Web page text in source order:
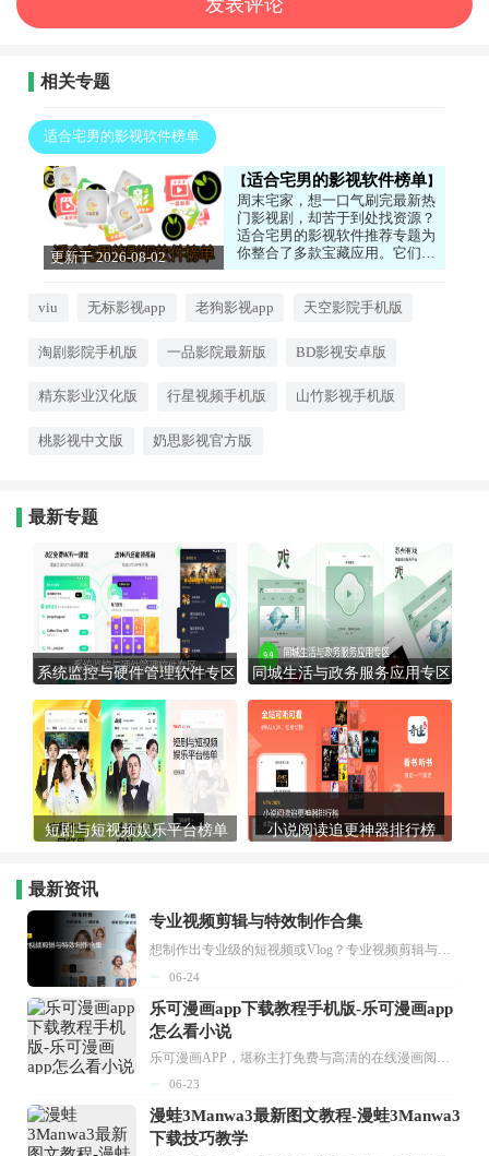
相关专题
适合宅男的影视软件榜单
更新于 2026-08-02
适合宅男的影视软件榜单
周末宅家，想一口气刷完最新热
门影视剧，却苦于到处找资源？
适合宅男的影视软件推荐专题为
你整合了多款宝藏应用。它们资
源库庞大，涵盖电影、电视剧、
清爽无广告，支持高清播放与倍
友，不要错过。
viu 无标影视app 老狗影视app 天空影院手机版
淘剧影院手机版 一品影院最新版 BD影视安卓版
精东影业汉化版 行星视频手机版 山竹影视手机版
桃影视中文版 奶思影视官方版
最新专题
系统监控与硬件管理软件专区 同城生活与政务服务应用专区
短剧与短视频娱乐平台榜单 小说阅读追更神器排行榜
最新资讯
专业视频剪辑与特效制作合集
06-24
乐可漫画app下载教程手机版-乐可漫画app
怎么看小说
乐可漫画APP，堪称主打免费与高清的在线漫画阅读神器。其官方版提供海量完整版漫画资源，无论是国内漫画，还是日漫、韩漫、台漫、美漫等国外漫画，应有尽有，随时供你阅读。只需轻点一下，便能直接进入阅读界面。不仅如此，乐可漫画最新版本更新速度极快，在这里，你总能抢先看到全网一手漫画章节内容！...
06-23
漫蛙3Manwa3最新图文教程-漫蛙3Manwa3
下载技巧教学